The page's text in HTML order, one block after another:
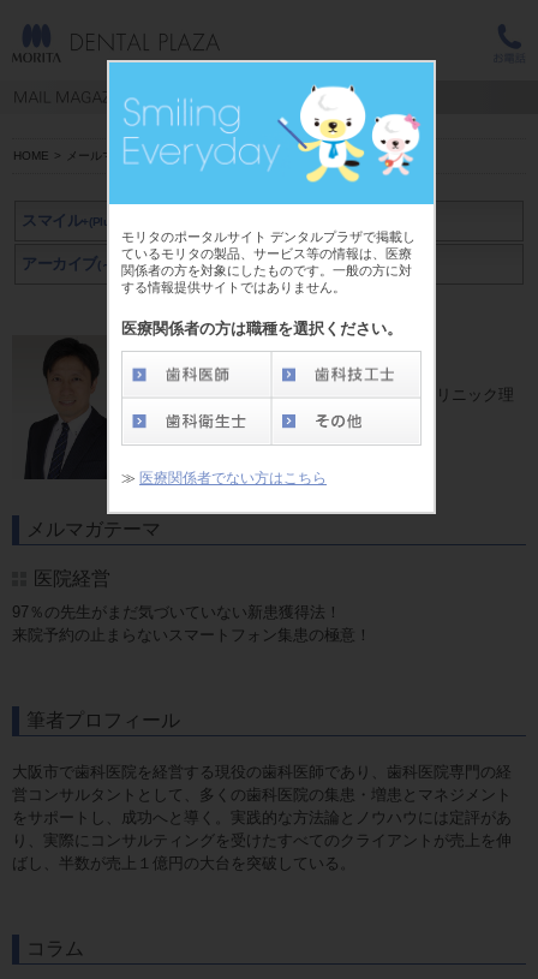
モリタのポータルサイト デンタルプラザで掲載し
ているモリタの製品、サービス等の情報は、医療
関係者の方を対象にしたものです。一般の方に対
する情報提供サイトではありません。
医療関係者の方は職種を選択ください。
≫ 医療関係者でない方はこちら
HOME > メールマガジン スマイル+(Plus) 黒飛 一志
スマイル+(Plus)
アーカイブ(～2019年3月) アーカイブ(2019年4月～)
株式会社デントランス 代表取締役
医療法人たなばた会 あおぞらデンタルクリニック理
事長
メルマガテーマ
医院経営
97％の先生がまだ気づいていない新患獲得法！
来院予約の止まらないスマートフォン集患の極意！
筆者プロフィール
大阪市で歯科医院を経営する現役の歯科医師であり、歯科医院専門の経
営コンサルタントとして、多くの歯科医院の集患・増患とマネジメント
をサポートし、成功へと導く。実践的な方法論とノウハウには定評があ
り、実際にコンサルティングを受けたすべてのクライアントが売上を伸
ばし、半数が売上１億円の大台を突破している。
コラム